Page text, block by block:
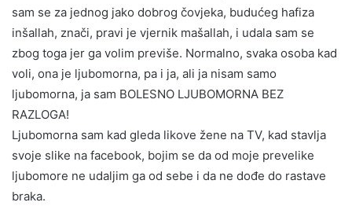
sam se za jednog jako dobrog čovjeka, budućeg hafiza
inšallah, znači, pravi je vjernik mašallah, i udala sam se
zbog toga jer ga volim previše. Normalno, svaka osoba kad
voli, ona je ljubomorna, pa i ja, ali ja nisam samo
ljubomorna, ja sam BOLESNO LJUBOMORNA BEZ
RAZLOGA!
Ljubomorna sam kad gleda likove žene na TV, kad stavlja
svoje slike na facebook, bojim se da od moje prevelike
ljubomore ne udaljim ga od sebe i da ne dođe do rastave
braka.